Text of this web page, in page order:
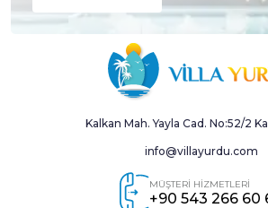
İnternet Havuz
Tüpgaz
Kalkan Mah. Yayla Cad. No:52/2
info@villayurdu.com
MÜŞTERİ HİZMETLERİ
+90 543 266 60